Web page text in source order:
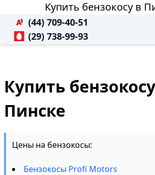
Купить бензокосу в
(44) 709-40-51
(29) 738-99-93
Купить
Пинске
Цены на бензокосы:
Бензокосы Profi Motors